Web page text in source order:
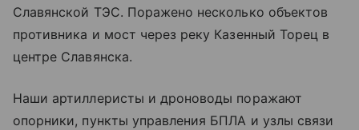
Славянской ТЭС. Поражено несколько объектов
противника и мост через реку Казенный Торец в
центре Славянска.
Наши артиллеристы и дроноводы поражают
опорники, пункты управления БПЛА и узлы связи